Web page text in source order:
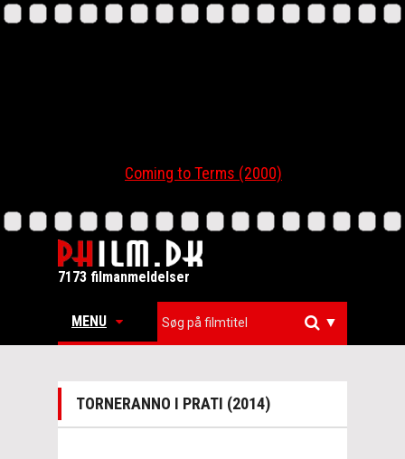
Coming to Terms (2000)
7173 filmanmeldelser
MENU ▼
TORNERANNO I PRATI (2014)